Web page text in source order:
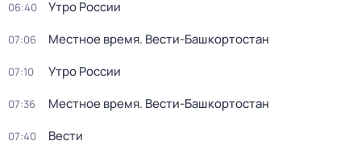
06:40 Утро России
07:06 Местное время. Вести-Башкортостан
07:10 Утро России
07:36 Местное время. Вести-Башкортостан
07:40 Вести